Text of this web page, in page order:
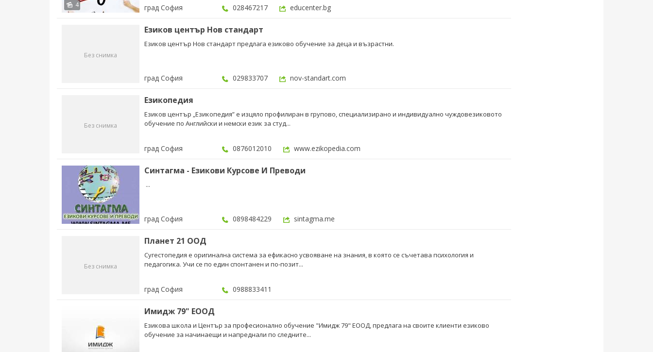
4 град София 028467217 educenter.bg
Без снимка
Езиков център Нов стандарт
Езиков център Нов стандарт предлага езиково обучение за деца и възрастни.
град София 029833707 nov-standart.com
Без снимка
Езикопедия
Езиков център „Езикопедия” е изцяло профилиран в групово, специализирано и индивидуално чуждовезиковото
обучение по Английски и немски език за студ...
град София 0876012010 www.ezikopedia.com
Синтагма - Езикови Курсове И Преводи
...
град София 0898484229 sintagma.me
Без снимка
Планет 21 ООД
Сугестопедия е оригинална система за ефикасно усвояване на знания, в която се съчетава психология и
педагогика. Учи се по един спонтанен и по-позит...
град София 0988833411
Имидж 79" ЕООД
Езикова школа и Център за професионално обучение "Имидж 79" ЕООД, предлага на своите клиенти езиково
обучение за начинаещи и напреднали по следните...